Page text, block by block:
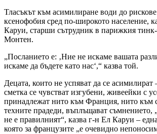
Тласъкът към асимилиране води до
ксенофобия сред по-широкото население,
Каруи, старши сътрудник в парижкия
Монтен.
„Посланието е: ‚Ние не искаме вашата
искаме да бъдете като нас‘,“ казва той.
Децата, които не успяват да се асимилират
сметка се чувстват изгубени, живеейки с
принадлежат нито към Франция, нито към
техните прадеди, въплъщават съмнението,
не е правилният“, казва г-н Ел Каруи –
която за французите „е очевидно